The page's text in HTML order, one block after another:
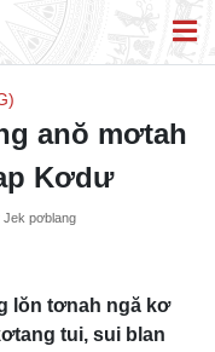
anŏ mơtah
Kơdư
Jek pơblang
lŏn tơnah ngă kơ
tui, sui blan